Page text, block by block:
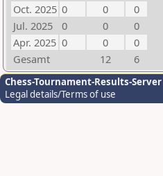
Oct. 2025 0 0
0
Jul. 2025
0 0
0
Apr. 2025 0 0
0
Gesamt
12 6
Chess-Tournament-Results-Server
Legal details/Terms of use